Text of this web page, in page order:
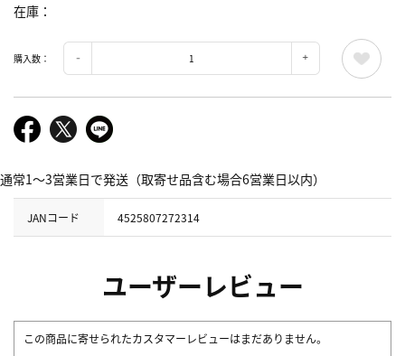
在庫
購入数：
通常1～3営業日で発送（取寄せ品含む場合6営業日以内）
JANコード 4525807272314
ユーザーレビュー
この商品に寄せられたカスタマーレビューはまだありません。